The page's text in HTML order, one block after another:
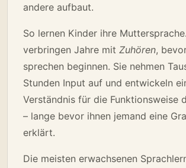
andere aufbaut.
So lernen Kinder ihre
verbringen Jahre mit Zuhören,
sprechen beginnen. Sie nehmen
Stunden Input auf und entwickeln
Verständnis für die Funktionsweise
– lange bevor ihnen jemand eine
erklärt.
Die meisten erwachsenen